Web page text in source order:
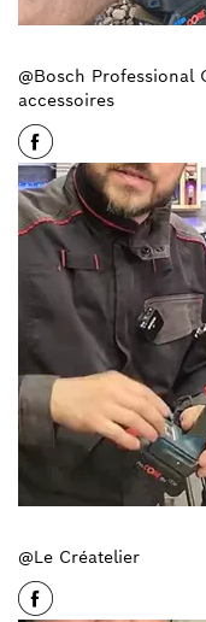
@Bosch
accessoires
@Le Créatelier